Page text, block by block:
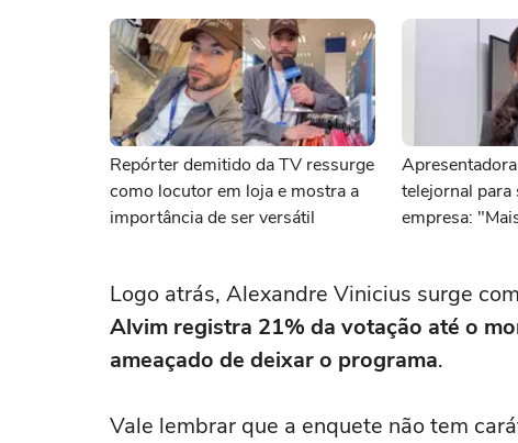
Repórter demitido da TV ressurge
como locutor em loja e mostra a
importância de ser versátil
telejornal para
empresa:
Logo atrás, Alexandre Vinicius surge
Alvim registra 21% da votação até o
ameaçado de deixar o programa.
Vale lembrar que a enquete não tem